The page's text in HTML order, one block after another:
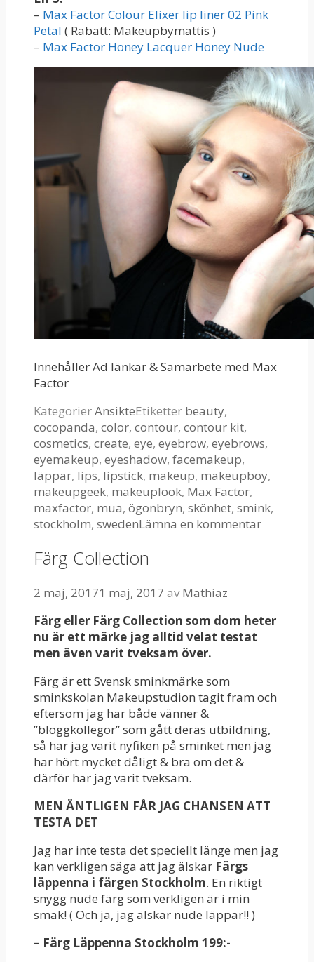
– Max Factor Colour Elixer lip liner 02 Pink
Petal ( Rabatt: Makeupbymattis )
– Max Factor Honey Lacquer Honey Nude
Innehåller Ad länkar & Samarbete med Max
Factor
KategorierAnsikteEtiketter beauty,
cocopanda, color, contour, contour kit,
cosmetics, create, eye, eyebrow, eyebrows,
eyemakeup, eyeshadow, facemakeup,
läppar, lips, lipstick, makeup, makeupboy,
makeupgeek, makeuplook, Max Factor,
maxfactor, mua, ögonbryn, skönhet, smink,
stockholm, swedenLämna en kommentar
Färg Collection
2 maj, 20171 maj, 2017 avMathiaz
Färg eller Färg Collection som dom heter
nu är ett märke jag alltid velat testat
men även varit tveksam över.
Färg är ett Svensk sminkmärke som
sminkskolan Makeupstudion tagit fram och
eftersom jag har både vänner &
”bloggkollegor” som gått deras utbildning,
så har jag varit nyfiken på sminket men jag
har hört mycket dåligt & bra om det &
därför har jag varit tveksam.
MEN ÄNTLIGEN FÅR JAG CHANSEN ATT
TESTA DET
Jag har inte testa det speciellt länge men jag
kan verkligen säga att jag älskar Färgs
läppenna i färgen Stockholm. En riktigt
snygg nude färg som verkligen är i min
smak! ( Och ja, jag älskar nude läppar!! )
– Färg Läppenna Stockholm 199:-